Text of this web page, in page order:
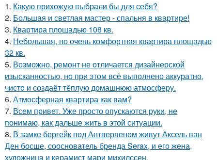
1. Какую прихожую выбрали бы для себя?
2. Большая и светлая мастер - спальня в квартире!
3. Квартира площадью 108 кв.
4. Небольшая, но очень комфортная квартира площадью
32 кв.
5. Возможно, ремонт не отличается дизайнерской
изысканностью, но при этом всё выполнено аккуратно,
чисто и создаёт тёплую домашнюю атмосферу.
6. Атмосферная квартира как вам?
7. Всем привет. Уже просто опускаются руки, не
понимаю, как дальше жить в этой ситуации.
8. В замке бергейк под Антверпеном живут Аксель ван
Ден босше, сооснователь бренда Serax, и его жена,
художница и керамист мари михилссен.